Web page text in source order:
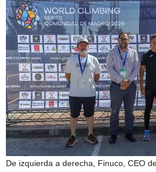
De izquierda a derecha, Finuco, CEO